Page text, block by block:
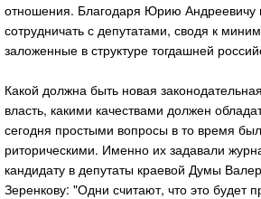
отношения. Благодаря Юрию Андреевичу
сотрудничать с депутатами, сводя к
заложенные в структуре тогдашней
Какой должна быть новая
власть, какими качествами должен
сегодня простыми вопросы в то время
риторическими. Именно их задавали
кандидату в депутаты краевой Думы
Зеренкову: "Одни считают, что это будет